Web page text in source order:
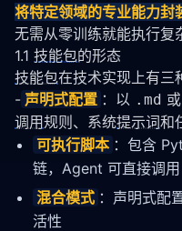
将特定领域的专业能力封
无需从零训练就能执行复
1.1 技能包的形态
技能包在技术实现上有三
- 声明式配置 ：以 .md 或
调用规则、系统提示词和
可执行脚本 ：包含
链，Agent 可直接调用
混合模式 ：声明式配
活性